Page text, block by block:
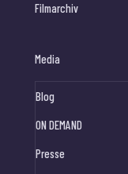
Filmarchiv
Media
Blog
ON DEMAND
Presse